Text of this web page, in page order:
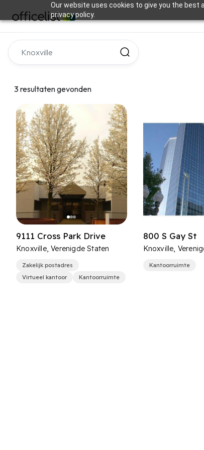
Our website uses cookies to give you the best
privacy policy.
3 resultaten gevonden
9111 Cross Park Drive
Knoxville, Verenigde Staten
Zakelijk postadres
Virtueel kantoor
Kantoorruimte
800 S Gay St
Knoxville,
Kantoorruimte